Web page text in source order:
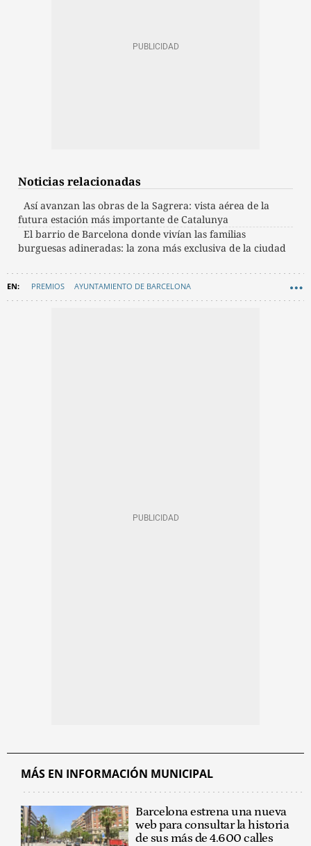
Noticias relacionadas
Así avanzan las obras de la Sagrera: vista aérea de la
futura estación más importante de Catalunya
El barrio de Barcelona donde vivían las familias
burguesas adineradas: la zona más exclusiva de la ciudad
PREMIOS AYUNTAMIENTO DE BARCELONA
MÁS EN INFORMACIÓN MUNICIPAL
Barcelona estrena una nueva
web para consultar la historia
de sus más de 4.600 calles